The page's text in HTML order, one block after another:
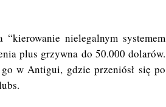
nielegalnym systemem
plus grzywna do 50.000 dolarów.
w Antigui, gdzie przeniósł się po